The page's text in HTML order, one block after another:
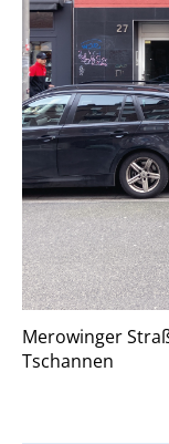
Merowinger
Tschannen